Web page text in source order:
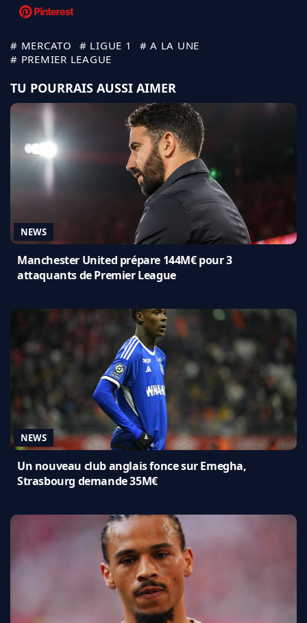
# MERCATO # LIGUE 1
# A LA UNE
# PREMIER LEAGUE
TU POURRAIS AUSSI AIMER
NEWS
Manchester United prépare 144M€ pour 3
attaquants de Premier League
NEWS
Un nouveau club anglais fonce sur Emegha,
Strasbourg demande 35M€